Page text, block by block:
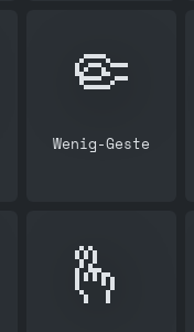
🤏
Wenig-Geste
🫰